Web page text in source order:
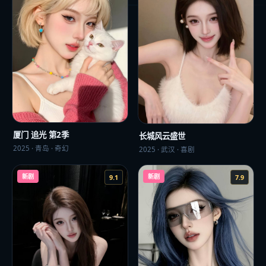
厦门 追光 第2季
2025 · 青岛 · 奇幻
长城风云盛世
2025 · 武汉 · 喜剧
新剧 9.1 新剧 7.9